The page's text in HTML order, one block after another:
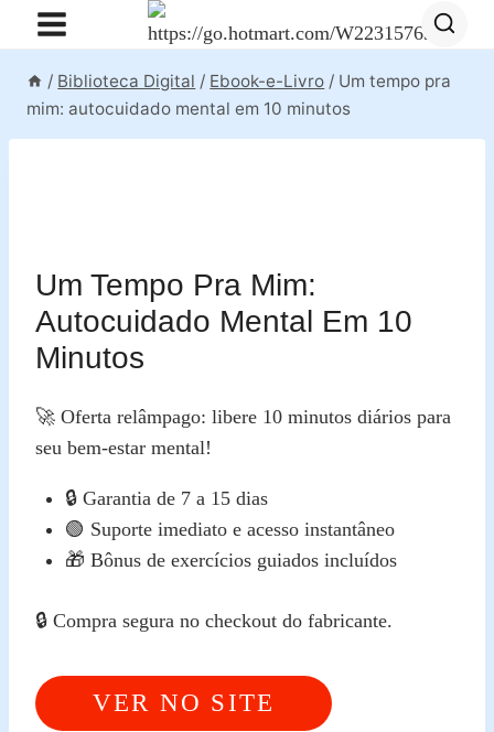
Pular
para
Conteúdo
/ Biblioteca Digital / Ebook-e-Livro / Um tempo pra
mim: autocuidado mental em 10 minutos
Um Tempo Pra Mim:
Autocuidado Mental Em 10
Minutos
🚀 Oferta relâmpago: libere 10 minutos diários para
seu bem‑estar mental!
🔒 Garantia de 7 a 15 dias
🟢 Suporte imediato e acesso instantâneo
🎁 Bônus de exercícios guiados incluídos
🔒 Compra segura no checkout do fabricante.
VER NO SITE